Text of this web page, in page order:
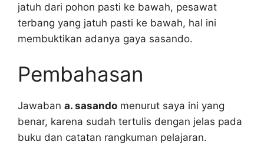
jatuh dari pohon pasti ke bawah, pesawat
terbang yang jatuh pasti ke bawah, hal ini
membuktikan adanya gaya sasando.
Pembahasan
Jawaban a. sasando menurut saya ini yang
benar, karena sudah tertulis dengan jelas pada
buku dan catatan rangkuman pelajaran.